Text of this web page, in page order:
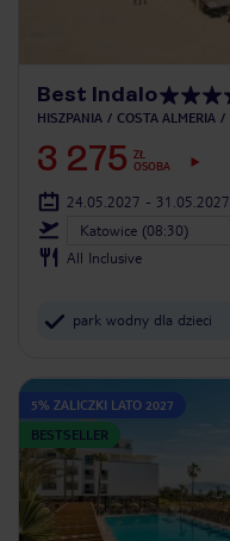
Best Indalo
HISZPANIA COSTA ALMERIA
3 275 ZŁ
OSOBA
24.05.2027 - 31.05.2027
Katowice (08:30)
All Inclusive
park wodny dla dzieci
5% ZALICZKI LATO 2027
BESTSELLER